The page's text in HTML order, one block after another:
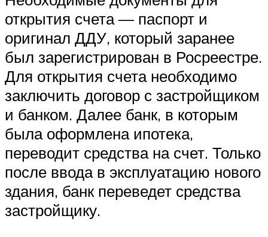
открытия счета — паспорт и
оригинал ДДУ, который заранее
был зарегистрирован в Росреестре.
Для открытия счета необходимо
заключить договор с застройщиком
и банком. Далее банк, в которым
была оформлена ипотека,
переводит средства на счет. Только
после ввода в эксплуатацию нового
здания, банк переведет средства
застройщику.